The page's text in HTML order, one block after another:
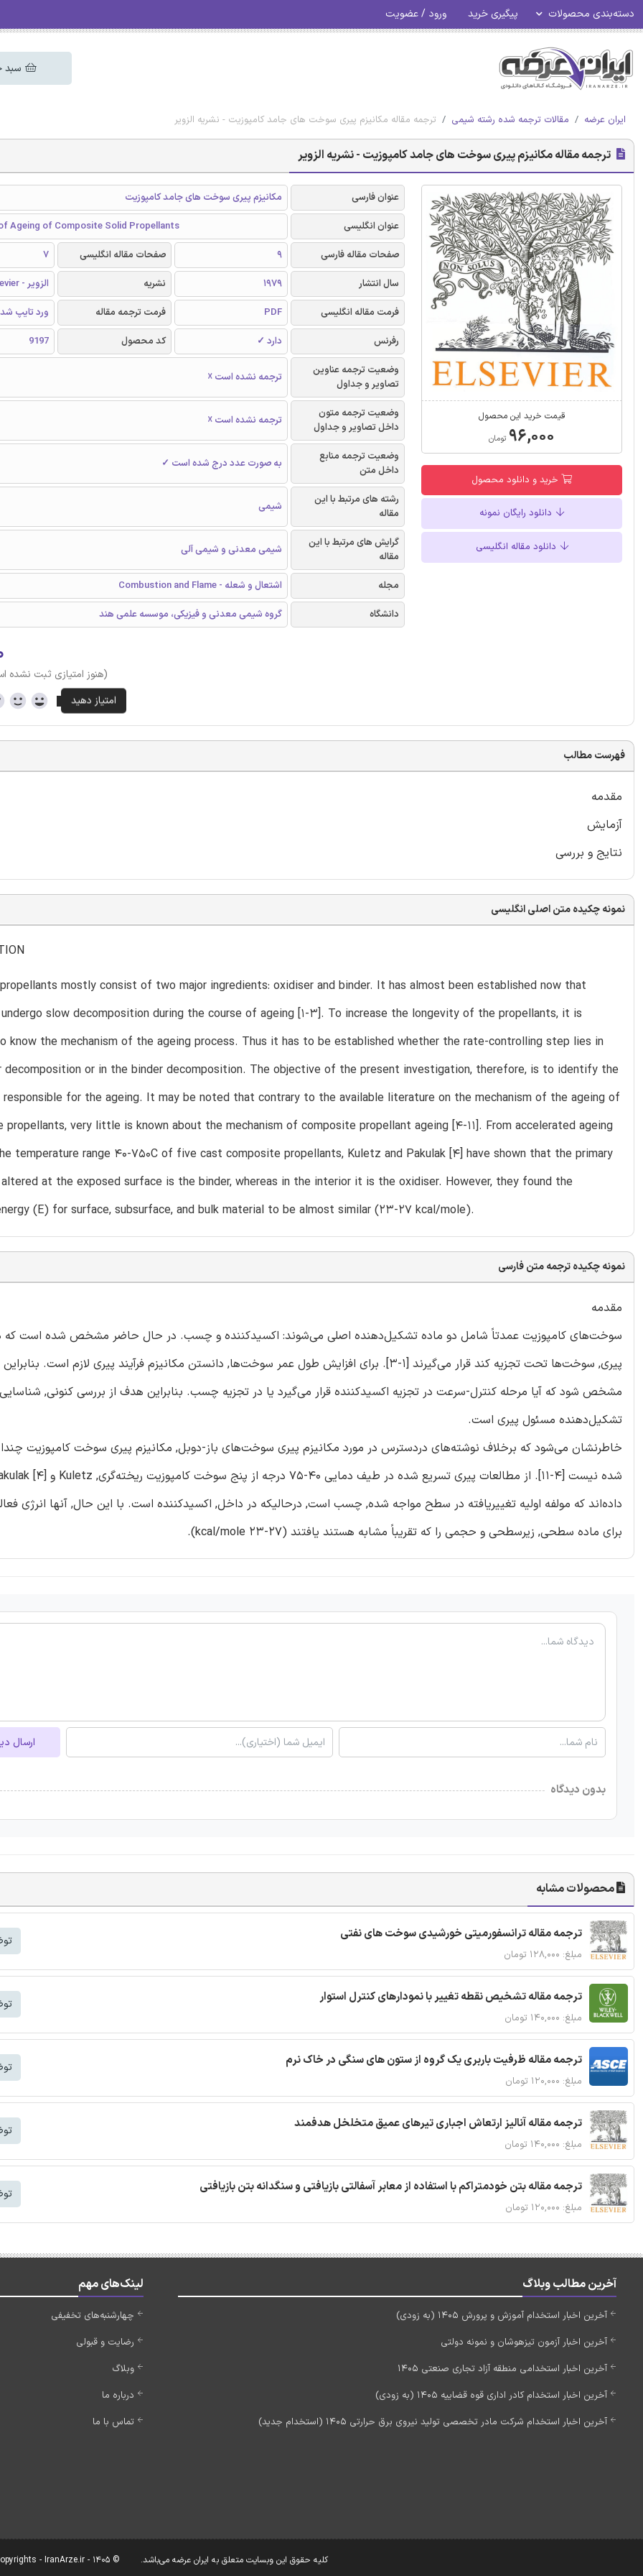
دسته‌بندی محصولات پیگیری خرید ورود / عضویت
سبد
ایران عرضه مقالات ترجمه شده رشته شیمی ترجمه مقاله مکانیزم پیری سوخت های جامد کامپوزیت - نشریه الزویر
ترجمه مقاله مکانیزم پیری سوخت های جامد کامپوزیت - نشریه الزویر
قیمت خرید این محصول
۹۶,۰۰۰ تومان
خرید و دانلود محصول
دانلود رایگان نمونه
دانلود مقاله انگلیسی
عنوان فارسی
مکانیزم پیری سوخت های جامد کامپوزیت
عنوان انگلیسی
Ageing of Composite Solid Propellants
صفحات مقاله فارسی
9 صفحات مقاله انگلیسی
7
سال انتشار
1979 نشریه
الزویر - Elsevier
فرمت مقاله انگلیسی
PDF فرمت ترجمه مقاله
ورد تایپ
رفرنس
دارد ✓ کد محصول
9197
وضعیت ترجمه عناوین
تصاویر و جداول
ترجمه نشده است ☓
وضعیت ترجمه متون
داخل تصاویر و جداول
ترجمه نشده است ☓
وضعیت ترجمه منابع
داخل متن
به صورت عدد درج شده است ✓
رشته های مرتبط با این
مقاله
شیمی
گرایش های مرتبط با این
مقاله
شیمی معدنی و شیمی آلی
مجله
اشتعال و شعله - Combustion and Flame
دانشگاه
گروه شیمی معدنی و فیزیکی، موسسه علمی هند
(هنوز امتیازی ثبت نشده
فهرست مطالب
مقدمه
آزمایش
نتایج و بررسی
نمونه چکیده متن اصلی انگلیسی
mostly consist of two major ingredients: oxidiser and binder. It has almost been established now that
slow decomposition during the course of ageing [1-3]. To increase the longevity of the propellants, it is
know the mechanism of the ageing process. Thus it has to be established whether the rate-controlling step lies in
decomposition or in the binder decomposition. The objective of the present investigation, therefore, is to identify the
for the ageing. It may be noted that contrary to the available literature on the mechanism of the ageing of
propellants, very little is known about the mechanism of composite propellant ageing [4-11]. From accelerated ageing
temperature range 40-750C of five cast composite propellants, Kuletz and Pakulak [4] have shown that the primary
at the exposed surface is the binder, whereas in the interior it is the oxidiser. However, they found the
(E) for surface, subsurface, and bulk material to be almost similar (23-27 kcal/mole).
نمونه چکیده ترجمه متن فارسی
مقدمه
سوخت‌های کامپوزیت عمدتاً شامل دو ماده تشکیل‌دهنده اصلی می‌شوند: اکسیدکننده و چسب. در حال حاضر مشخص شده است که
پیری, سوخت‌ها تحت تجزیه کند قرار می‌گیرند [1-3]. برای افزایش طول عمر سوخت‌ها, دانستن مکانیزم فرآیند پیری لازم است.
مشخص شود که آیا مرحله کنترل-سرعت در تجزیه اکسیدکننده قرار می‌گیرد یا در تجزیه چسب. بنابراین هدف از بررسی کنونی,
تشکیل‌دهنده مسئول پیری است.
خاطرنشان می‌شود که برخلاف نوشته‌های دردسترس در مورد مکانیزم پیری سوخت‌های باز-دوبل, مکانیزم پیری سوخت کامپوزیت
برای ماده سطحی, زیرسطحی و حجمی را که تقریباً مشابه هستند یافتند (kcal/mole 23-27).
ارسال
بدون دیدگاه
محصولات مشابه
ترجمه مقاله ترانسفورمیتی خورشیدی سوخت های نفتی
مبلغ: ۱۲۸,۰۰۰ تومان
ترجمه مقاله تشخیص نقطه تغییر با نمودارهای کنترل استوار
مبلغ: ۱۴۰,۰۰۰ تومان
ترجمه مقاله ظرفیت باربری یک گروه از ستون های سنگی در خاک نرم
مبلغ: ۱۲۰,۰۰۰ تومان
ترجمه مقاله آنالیز ارتعاش اجباری تیرهای عمیق متخلخل هدفمند
مبلغ: ۱۴۰,۰۰۰ تومان
ترجمه مقاله بتن خودمتراکم با استفاده از معابر آسفالتی بازیافتی و سنگدانه بتن بازیافتی
مبلغ: ۱۲۰,۰۰۰ تومان
آخرین مطالب وبلاگ
آخرین اخبار استخدام آموزش و پرورش 1405 (به زودی)
آخرین اخبار آزمون تیزهوشان و نمونه دولتی
آخرین اخبار استخدامی منطقه آزاد تجاری صنعتی 1405
آخرین اخبار استخدام کادر اداری قوه قضاییه 1405 (به زودی)
آخرین اخبار استخدام شرکت مادر تخصصی تولید نیروی برق حرارتی 1405 (استخدام جدید)
لینک‌های مهم
چهارشنبه‌های تخفیفی
رضایت و قبولی
وبلاگ
درباره ما
تماس با ما
کلیه حقوق این وبسایت متعلق به ایران عرضه می‌باشد. © Copyrights - IranArze.ir - 1405